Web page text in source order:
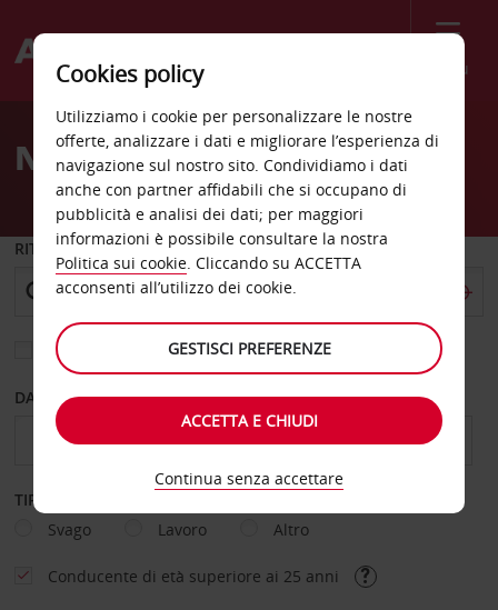
Menù
Welcome
AvisNoleggio auto St Charles
RITIRO DA
Scegli una località di riconsegna diversa
DAL GIORNO AL GIORNO
TIPOLOGIA DI NOLEGGIO
Svago
Lavoro Altro
Conducente di età superiore ai 25 anni
Cookies policy
Utilizziamo i cookie per personalizzare le nostre
offerte, analizzare i dati e migliorare l’esperienza di
navigazione sul nostro sito. Condividiamo i dati
anche con partner affidabili che si occupano di
pubblicità e analisi dei dati; per maggiori
informazioni è possibile consultare la nostra
Politica sui cookie. Cliccando su ACCETTA
acconsenti all’utilizzo dei cookie.
GESTISCI PREFERENZE
ACCETTA E CHIUDI
Continua senza accettare